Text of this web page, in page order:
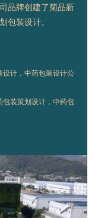
品牌创建了菊品新
包装设计。
计，中药包装设计公
装策划设计，中药包